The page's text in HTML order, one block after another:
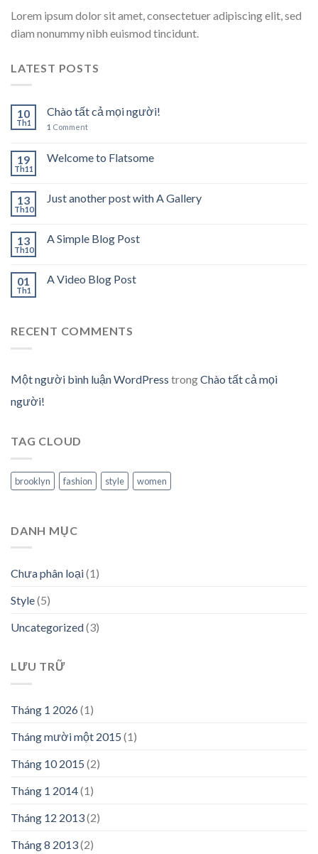
Lorem ipsum dolor sit amet, consectetuer adipiscing elit, sed
diam nonummy nibh euismod tincidunt.
LATEST POSTS
10
Th1
Chào tất cả mọi người!
1 Comment
19
Th11
Welcome to Flatsome
13
Th10
Just another post with A Gallery
13
Th10
A Simple Blog Post
01
Th1
A Video Blog Post
RECENT COMMENTS
Một người bình luận WordPress trongChào tất cả mọi
người!
TAG CLOUD
brooklyn fashion style women
DANH MỤC
Chưa phân loại(1)
Style(5)
Uncategorized(3)
LƯU TRỮ
Tháng 1 2026(1)
Tháng mười một 2015 (1)
Tháng 10 2015 (2)
Tháng 1 2014(1)
Tháng 12 2013(2)
Tháng 8 2013(2)